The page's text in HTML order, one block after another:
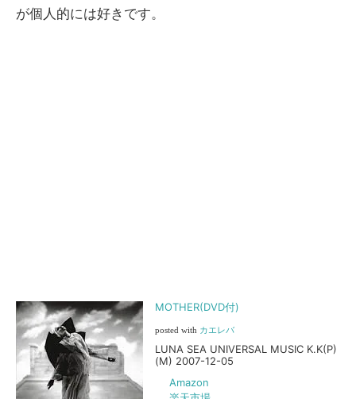
が個人的には好きです。
MOTHER(DVD付)
posted with カエレバ
LUNA SEA UNIVERSAL MUSIC K.K(P)
(M) 2007-12-05
Amazon